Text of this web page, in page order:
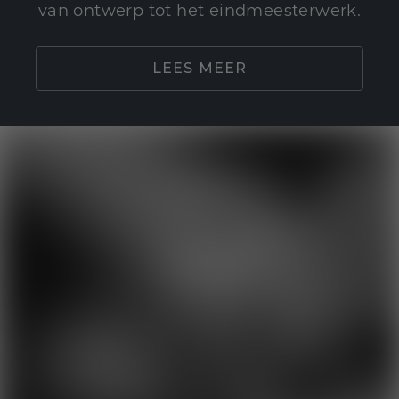
van ontwerp tot het eindmeesterwerk.
LEES MEER